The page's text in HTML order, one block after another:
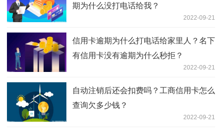
期为什么没打电话给我？
2022-09-21
信用卡逾期为什么打电话给家里人？名下
有信用卡没有逾期为什么秒拒？
2022-09-21
自动注销后还会扣费吗？工商信用卡怎么
查询欠多少钱？
2022-09-21